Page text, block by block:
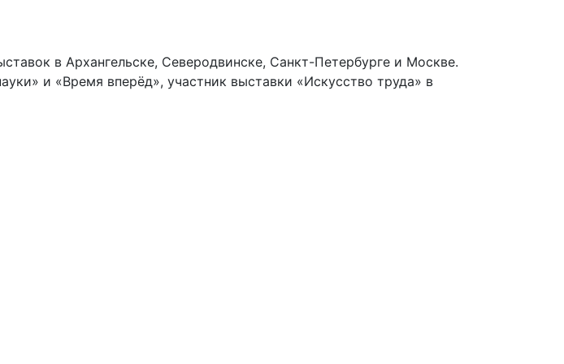
в Архангельске, Северодвинске, Санкт-Петербурге и Москве.
и «Время вперёд», участник выставки «Искусство труда» в